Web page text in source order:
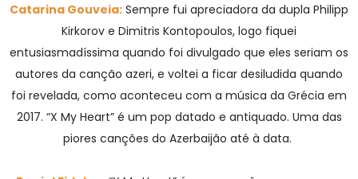
Catarina Gouveia: Sempre fui apreciadora da dupla Philipp
Kirkorov e Dimitris Kontopoulos, logo fiquei
entusiasmadíssima quando foi divulgado que eles seriam os
autores da canção azeri, e voltei a ficar desiludida quando
foi revelada, como aconteceu com a música da Grécia em
2017. “X My Heart” é um pop datado e antiquado. Uma das
piores canções do Azerbaijão até à data.